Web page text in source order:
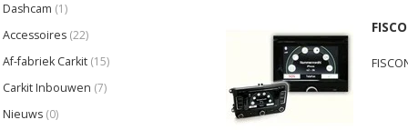
Dashcam (1)
Accessoires (22)
Af-fabriek Carkit (15)
Carkit Inbouwen (7)
Nieuws (0)